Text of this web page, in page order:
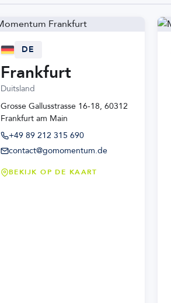
DE
Frankfurt
Duitsland
Grosse Gallusstrasse 16-18, 60312
Frankfurt am Main
+49 89 212 315 690
contact@gomomentum.de
BEKIJK OP DE KAART